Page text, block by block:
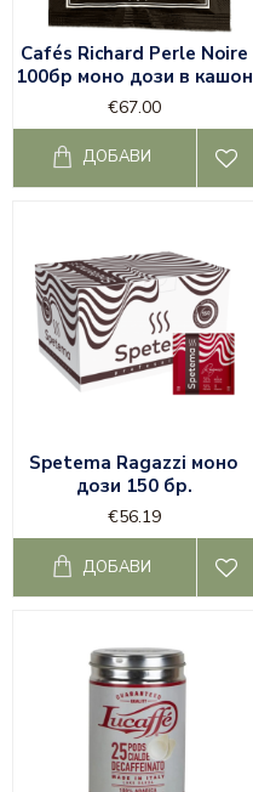
Cafés Richard Perle Noire
100бр моно дози в кашон
€67.00
ДОБАВИ
Spetema Ragazzi моно
дози 150 бр.
€56.19
ДОБАВИ